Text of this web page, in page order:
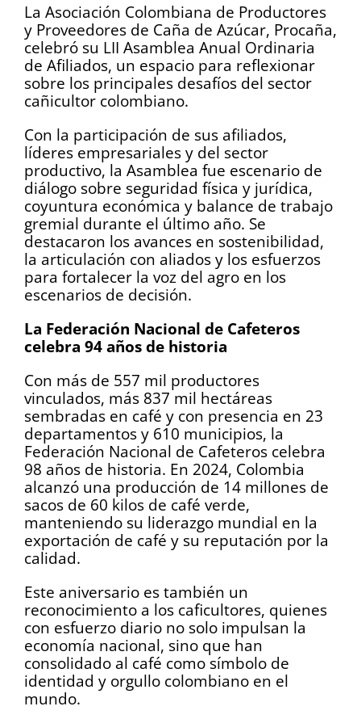
La Asociación Colombiana de Productores
y Proveedores de Caña de Azúcar, Procaña,
celebró su LII Asamblea Anual Ordinaria
de Afiliados, un espacio para reflexionar
sobre los principales desafíos del sector
cañicultor colombiano.
Con la participación de sus afiliados,
líderes empresariales y del sector
productivo, la Asamblea fue escenario de
diálogo sobre seguridad física y jurídica,
coyuntura económica y balance de trabajo
gremial durante el último año. Se
destacaron los avances en sostenibilidad,
la articulación con aliados y los esfuerzos
para fortalecer la voz del agro en los
escenarios de decisión.
La Federación Nacional de Cafeteros
celebra 94 años de historia
Con más de 557 mil productores
vinculados, más 837 mil hectáreas
sembradas en café y con presencia en 23
departamentos y 610 municipios, la
Federación Nacional de Cafeteros celebra
98 años de historia. En 2024, Colombia
alcanzó una producción de 14 millones de
sacos de 60 kilos de café verde,
manteniendo su liderazgo mundial en la
exportación de café y su reputación por la
calidad.
Este aniversario es también un
reconocimiento a los caficultores, quienes
con esfuerzo diario no solo impulsan la
economía nacional, sino que han
consolidado al café como símbolo de
identidad y orgullo colombiano en el
mundo.